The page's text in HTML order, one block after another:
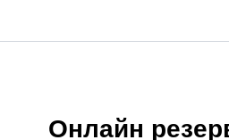
Пловдив
Онлайн